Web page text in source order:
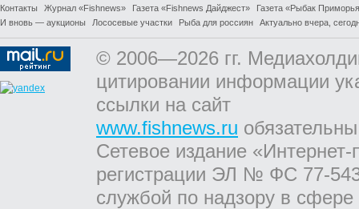
Контакты Журнал «Fishnews» Газета «Fishnews Дайджест»
Газета «Рыбак
И вновь — аукционы
Лососевые участки Рыба для россиян Актуально вчера,
© 2006—2026 гг.
цитировании информации
ссылки на сайт
www.fishnews.ru
Сетевое издание
регистрации ЭЛ № ФС 77-
службой по надзору в